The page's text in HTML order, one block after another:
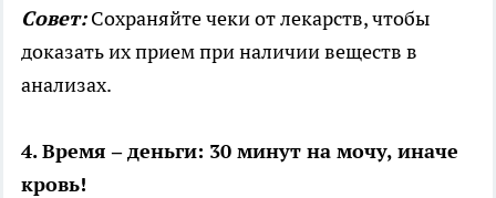
Совет:Сохраняйте чеки от лекарств, чтобы
доказать их прием при наличии веществ в
анализах.
4. Время – деньги: 30 минут на мочу, иначе
кровь!